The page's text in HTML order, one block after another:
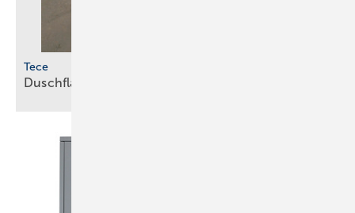
Tece
Duschflächen aus